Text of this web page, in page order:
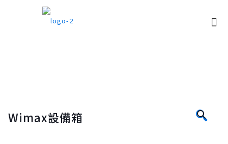
🔍
Wimax設備箱